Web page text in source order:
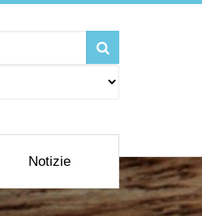
Notizie